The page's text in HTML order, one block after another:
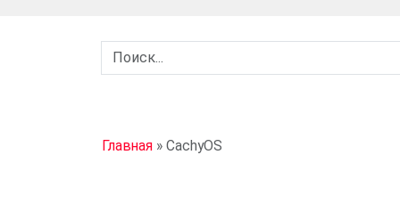
Главная » CachyOS